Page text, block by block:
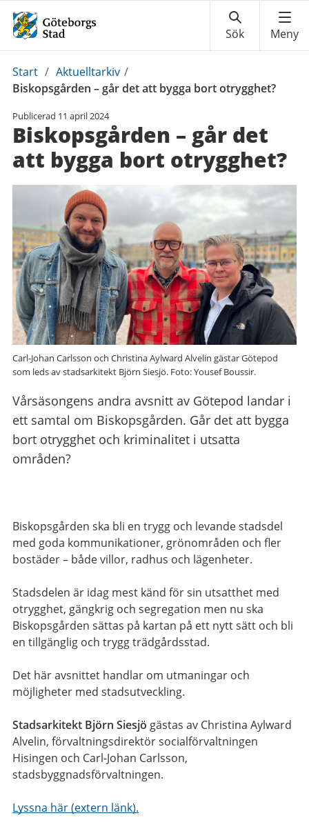
Du
är
Start / Aktuelltarkiv /
Biskopsgården – går det att bygga bort otrygghet?
Publicerad 11 april 2024
Biskopsgården – går det
att bygga bort otrygghet?
Carl-Johan Carlsson och Christina Aylward Alvelin gästar Götepod
som leds av stadsarkitekt Björn Siesjö. Foto: Yousef Boussir.
Vårsäsongens andra avsnitt av Götepod landar i
ett samtal om Biskopsgården. Går det att bygga
bort otrygghet och kriminalitet i utsatta
områden?
Biskopsgården ska bli en trygg och levande stadsdel
med goda kommunikationer, grönområden och fler
bostäder – både villor, radhus och lägenheter.
Stadsdelen är idag mest känd för sin utsatthet med
otrygghet, gängkrig och segregation men nu ska
Biskopsgården sättas på kartan på ett nytt sätt och bli
en tillgänglig och trygg trädgårdsstad.
Det här avsnittet handlar om utmaningar och
möjligheter med stadsutveckling.
Stadsarkitekt Björn Siesjö gästas av Christina Aylward
Alvelin, förvaltningsdirektör socialförvaltningen
Hisingen och Carl-Johan Carlsson,
stadsbyggnadsförvaltningen.
Lyssna här (extern länk).